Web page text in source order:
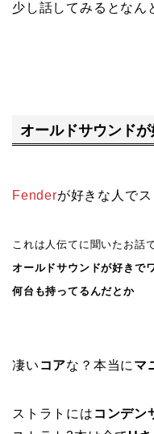
少し話してみるとなん
オールドサウンドが
Fenderが好きな人で
これは人伝てに聞いたお話
オールドサウンドが好きで
何台も持ってるんだとか
凄い コアな？本当に マ
ストラトには コンデン